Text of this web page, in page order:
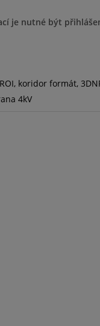
je nutné být
koridor formát,
4kV